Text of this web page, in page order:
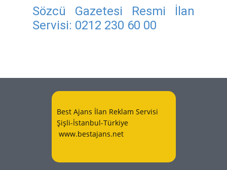
Sözcü Gazetesi Resmi İlan
Servisi: 0212 230 60 00
Best Ajans İlan Reklam Servisi
Şişli-İstanbul-Türkiye
www.bestajans.net